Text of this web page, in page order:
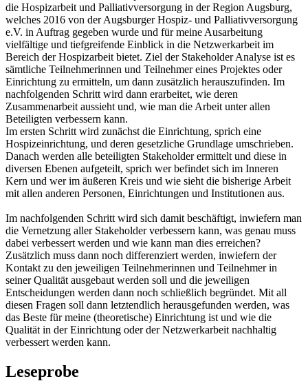
die Hospizarbeit und Palliativversorgung in der Region Augsburg,
welches 2016 von der Augsburger Hospiz- und Palliativversorgung
e.V. in Auftrag gegeben wurde und für meine Ausarbeitung
vielfältige und tiefgreifende Einblick in die Netzwerkarbeit im
Bereich der Hospizarbeit bietet. Ziel der Stakeholder Analyse ist es
sämtliche Teilnehmerinnen und Teilnehmer eines Projektes oder
Einrichtung zu ermitteln, um dann zusätzlich herauszufinden. Im
nachfolgenden Schritt wird dann erarbeitet, wie deren
Zusammenarbeit aussieht und, wie man die Arbeit unter allen
Beteiligten verbessern kann.
Im ersten Schritt wird zunächst die Einrichtung, sprich eine
Hospizeinrichtung, und deren gesetzliche Grundlage umschrieben.
Danach werden alle beteiligten Stakeholder ermittelt und diese in
diversen Ebenen aufgeteilt, sprich wer befindet sich im Inneren
Kern und wer im äußeren Kreis und wie sieht die bisherige Arbeit
mit allen anderen Personen, Einrichtungen und Institutionen aus.
Im nachfolgenden Schritt wird sich damit beschäftigt, inwiefern man
die Vernetzung aller Stakeholder verbessern kann, was genau muss
dabei verbessert werden und wie kann man dies erreichen?
Zusätzlich muss dann noch differenziert werden, inwiefern der
Kontakt zu den jeweiligen Teilnehmerinnen und Teilnehmer in
seiner Qualität ausgebaut werden soll und die jeweiligen
Entscheidungen werden dann noch schließlich begründet. Mit all
diesen Fragen soll dann letztendlich herausgefunden werden, was
das Beste für meine (theoretische) Einrichtung ist und wie die
Qualität in der Einrichtung oder der Netzwerkarbeit nachhaltig
verbessert werden kann.
Leseprobe